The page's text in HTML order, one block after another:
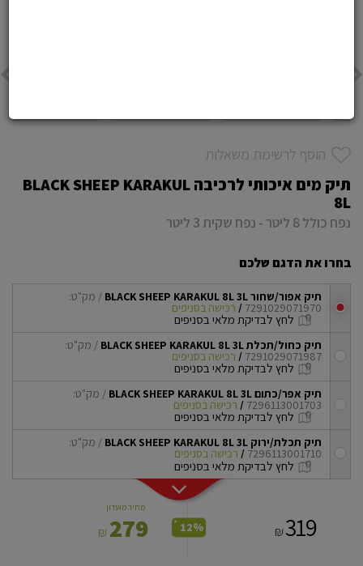
הוסף לרשימת משאלות
תיק מים איכותי לרכיבה BLACK SHEEP KARAKUL
8L
נפח כולל 8 ליטר - נפח שקית 3 ליטר
בחרו את הדגם שלכם
checkbox
תיק אפור/שחור BLACK SHEEP KARAKUL 8L 3L / מק"ט:
7291029071970
/ רכישה בסניפים
לחץ לבדיקת מלאי בסניפים
checkbox
תיק כחול/תכלת BLACK SHEEP KARAKUL 8L 3L / מק"ט:
7291029071987
/ רכישה בסניפים
לחץ לבדיקת מלאי בסניפים
checkbox
תיק אפר/כתום BLACK SHEEP KARAKUL 8L 3L / מק"ט:
7296113001703
/ רכישה בסניפים
לחץ לבדיקת מלאי בסניפים
checkbox
תיק תכלת/ירוק BLACK SHEEP KARAKUL 8L 3L / מק"ט:
7296113001710
/ רכישה בסניפים
לחץ לבדיקת מלאי בסניפים
מחיר מועדון
279
₪ 319
₪
12%
*